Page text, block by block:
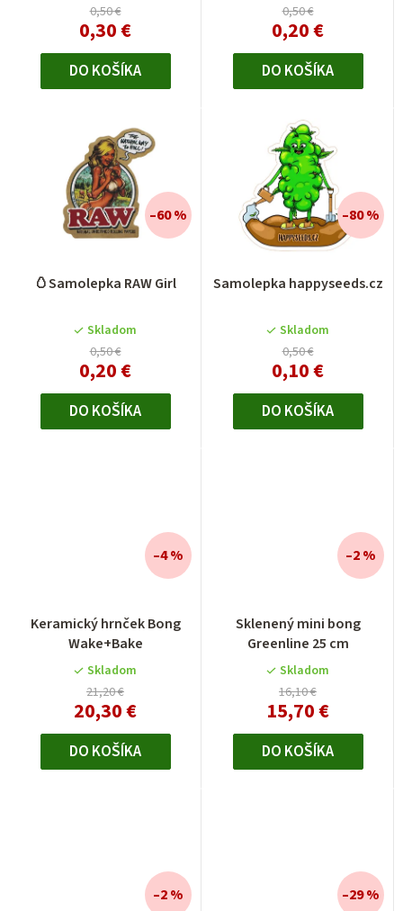
0,50 €
0,30 €
DO KOŠÍKA
0,50 €
0,20 €
DO KOŠÍKA
🥚Samolepka RAW Girl
Skladom
0,50 €
0,20 €
–60 %
DO KOŠÍKA
Samolepka happyseeds.cz
Skladom
0,50 €
0,10 €
–80 %
DO KOŠÍKA
Keramický hrnček Bong
Wake+Bake
Skladom
21,20 €
20,30 €
–4 %
DO KOŠÍKA
Sklenený mini bong
Greenline 25 cm
Skladom
16,10 €
15,70 €
–2 %
DO KOŠÍKA
–2 % –29 %